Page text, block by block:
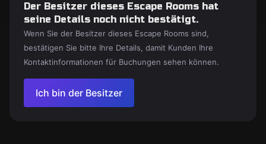
Der Besitzer dieses Escape Rooms hat
seine Details noch nicht bestätigt.
Wenn Sie der Besitzer dieses Escape Rooms sind,
bestätigen Sie bitte Ihre Details, damit Kunden Ihre
Kontaktinformationen für Buchungen sehen können.
Ich bin der Besitzer